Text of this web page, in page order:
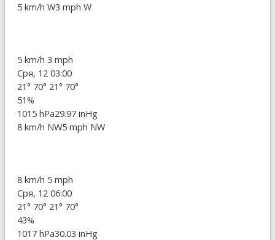
5 km/h W3 mph W
5 km/h 3 mph
Сря, 12 03:00
21° 70° 21° 70°
51%
1015 hPa29.97 inHg
8 km/h NW5 mph NW
8 km/h 5 mph
Сря, 12 06:00
21° 70° 21° 70°
43%
1017 hPa30.03 inHg